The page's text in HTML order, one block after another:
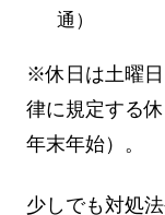
通）
※休日は土曜
律に規定する
年末年始）。
少しでも対処